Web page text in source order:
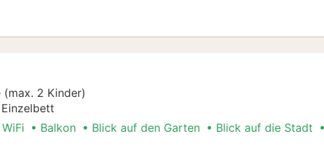
(max. 2 Kinder)
Balkon Blick auf den Garten Blick auf die Stadt